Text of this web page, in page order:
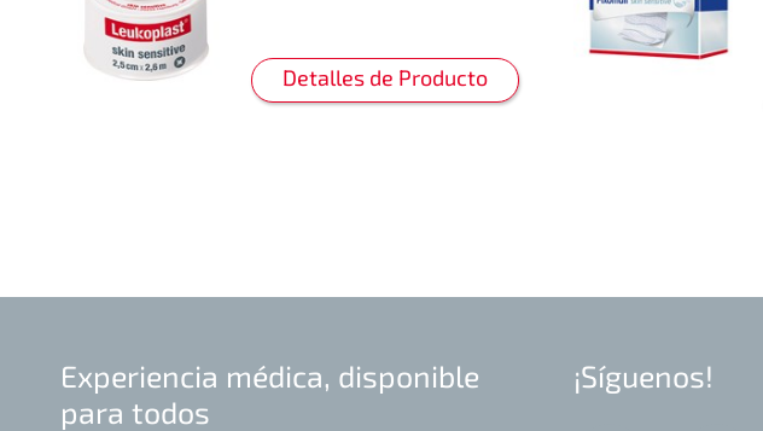
Detalles de Producto
Experiencia médica, disponible
para todos
¡Síguenos!